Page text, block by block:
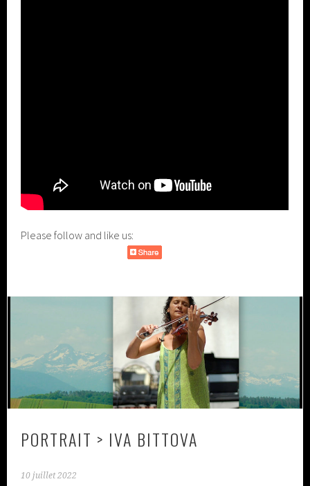
Please follow and like us:
PORTRAIT > IVA BITTOVA
10 juillet 2022